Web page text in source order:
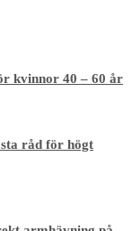
kvinnor 40 – 60 år
råd för högt